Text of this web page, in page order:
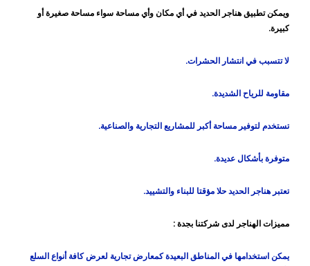
ويمكن تطبيق هناجر الحديد في أي مكان وأي مساحة سواء مساحة صغيرة أو
كبيرة.
لا تتسبب في انتشار الحشرات.
مقاومة للرياح الشديدة.
تستخدم لتوفير مساحة أكبر للمشاريع التجارية والصناعية.
متوفرة بأشكال عديدة.
تعتبر هناجر الحديد حلا مؤقتا للبناء والتشييد.
مميزات الهناجر لدى شركتنا بجدة :
يمكن استخدامها في المناطق البعيدة كمعارض تجارية لعرض كافة أنواع السلع